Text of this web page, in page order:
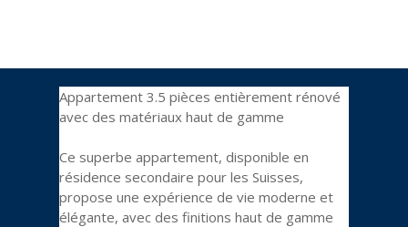
Appartement 3.5 pièces entièrement rénové
avec des matériaux haut de gamme
Ce superbe appartement, disponible en
résidence secondaire pour les Suisses,
propose une expérience de vie moderne et
élégante, avec des finitions haut de gamme